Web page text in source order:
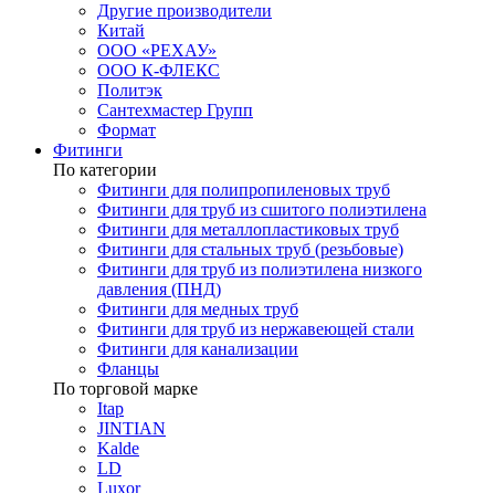
Другие производители
Китай
ООО «РЕХАУ»
ООО К-ФЛЕКС
Политэк
Сантехмастер Групп
Формат
Фитинги
По категории
Фитинги для полипропиленовых труб
Фитинги для труб из сшитого полиэтилена
Фитинги для металлопластиковых труб
Фитинги для стальных труб (резьбовые)
Фитинги для труб из полиэтилена низкого
давления (ПНД)
Фитинги для медных труб
Фитинги для труб из нержавеющей стали
Фитинги для канализации
Фланцы
По торговой марке
Itap
JINTIAN
Kalde
LD
Luxor